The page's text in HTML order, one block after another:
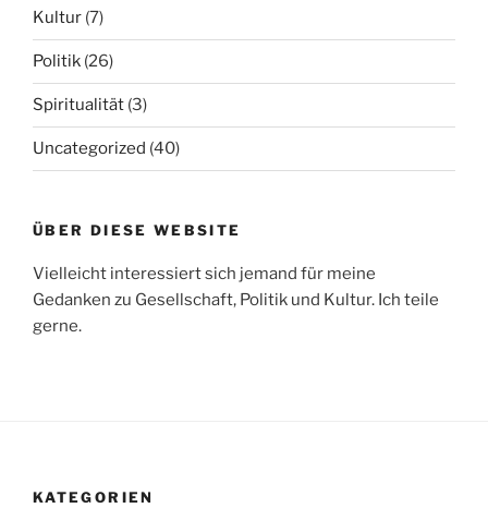
Kultur (7)
Politik (26)
Spiritualität (3)
Uncategorized (40)
ÜBER DIESE WEBSITE
Vielleicht interessiert sich jemand für meine
Gedanken zu Gesellschaft, Politik und Kultur. Ich teile
gerne.
KATEGORIEN